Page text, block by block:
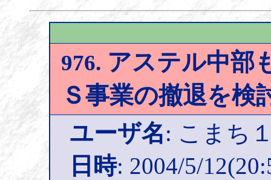
976. アステル中部
Ｓ事業の撤退を検
ユーザ名: こまち
日時: 2004/5/